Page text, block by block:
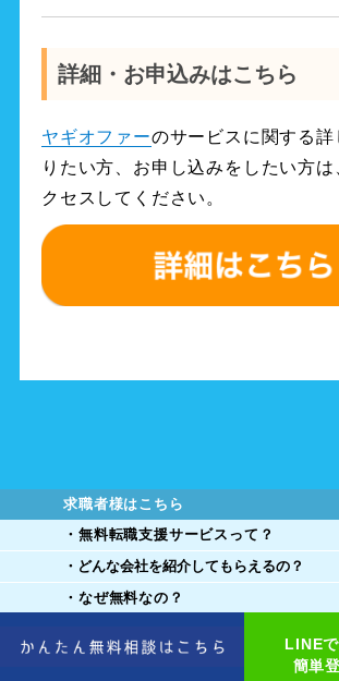
詳細・お申込みはこちら
ヤギオファーのサービスに関する詳
りたい方、お申し込みをしたい方
クセスしてください。
求職者様はこちら
・無料転職支援サービスって？
・どんな会社を紹介してもらえるの？
・なぜ無料なの？
LINEで
簡単